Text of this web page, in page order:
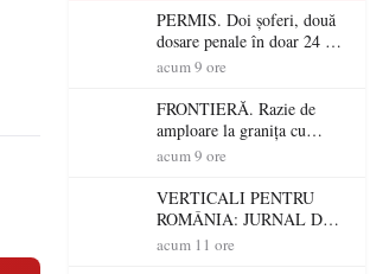
PERMIS. Doi șoferi, două
dosare penale în doar 24 de
ore la Petea! Unul avea
nu a avut niciodată permis
acum 9 ore
FRONTIERĂ. Razie de
amploare la granița cu
Ungaria! 800 de persoane și
verificate
acum 9 ore
VERTICALI PENTRU
ROMÂNIA: JURNAL DE
CĂLĂTORIE FIJET
acum 11 ore